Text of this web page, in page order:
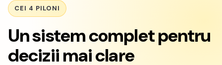
CEI 4 PILONI
Un sistem complet pentru
decizii mai clare